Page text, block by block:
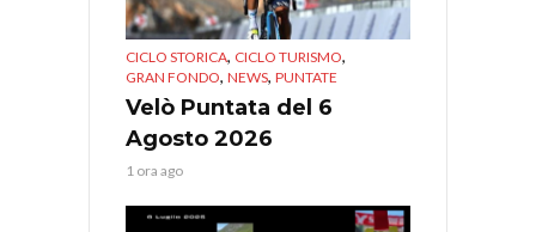
CICLO STORICA, CICLO TURISMO,
GRAN FONDO, NEWS, PUNTATE
Velò Puntata del 6
Agosto 2026
1 ora ago